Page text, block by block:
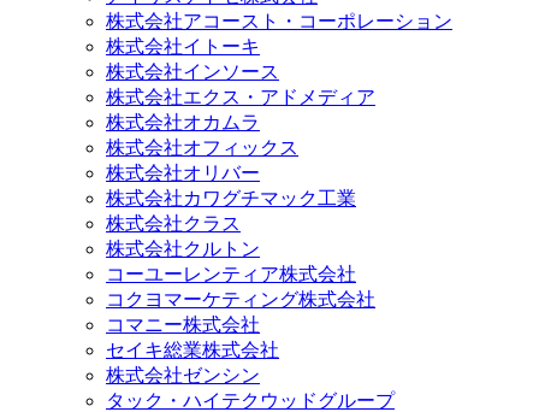
株式会社アコースト・コーポレーション
株式会社イトーキ
株式会社インソース
株式会社エクス・アドメディア
株式会社オカムラ
株式会社オフィックス
株式会社オリバー
株式会社カワグチマック工業
株式会社クラス
株式会社クルトン
コーユーレンティア株式会社
コクヨマーケティング株式会社
コマニー株式会社
セイキ総業株式会社
株式会社ゼンシン
タック・ハイテクウッドグループ